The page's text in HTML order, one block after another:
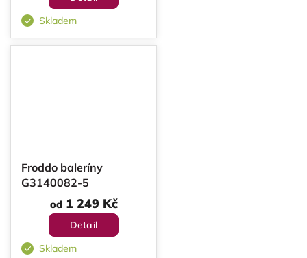
Skladem
Froddo baleríny
G3140082-5
od1 249 Kč
Detail
Skladem